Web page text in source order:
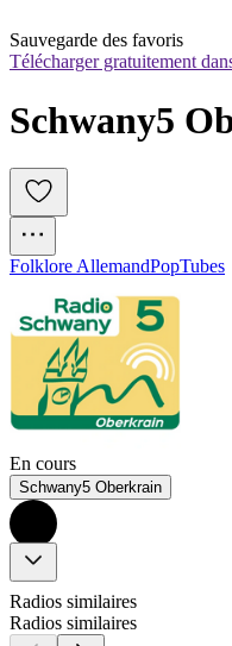
Sauvegarde des favoris
Télécharger gratuitement
Schwany5
Folklore AllemandPopTubes
En cours
Schwany5 Oberkrain
Radios similaires
Radios similaires